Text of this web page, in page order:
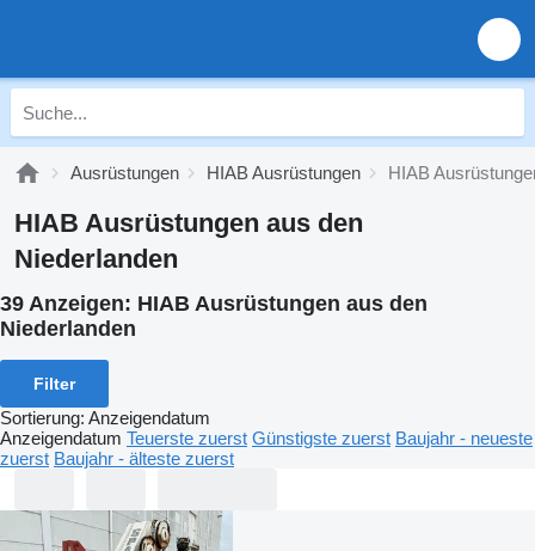
Ausrüstungen HIAB Ausrüstungen HIAB
HIAB Ausrüstungen aus den
Niederlanden
39 Anzeigen: HIAB Ausrüstungen aus den
Niederlanden
Filter
Sortierung: Anzeigendatum
Anzeigendatum Teuerste zuerst Günstigste zuerst Baujahr - neueste
zuerst Baujahr - älteste zuerst